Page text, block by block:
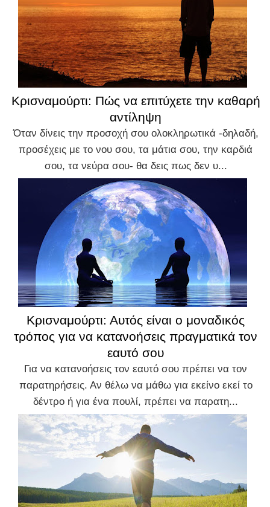
Κρισναμούρτι: Πώς να επιτύχετε την καθαρή
αντίληψη
Όταν δίνεις την προσοχή σου ολοκληρωτικά -δηλαδή,
προσέχεις με το νου σου, τα μάτια σου, την καρδιά
σου, τα νεύρα σου- θα δεις πως δεν υ...
Κρισναμούρτι: Αυτός είναι ο μοναδικός
τρόπος για να κατανοήσεις πραγματικά τον
εαυτό σου
Για να κατανοήσεις τον εαυτό σου πρέπει να τον
παρατηρήσεις. Αν θέλω να μάθω για εκείνο εκεί το
δέντρο ή για ένα πουλί, πρέπει να παρατη...